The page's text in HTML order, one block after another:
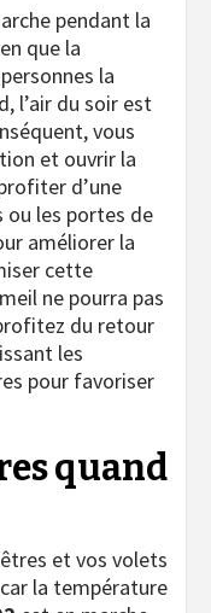
pendant la
que la
la
l’air du soir est
vous
et ouvrir la
d’une
ou les portes de
améliorer la
cette
ne pourra pas
du retour
les
pour favoriser
quand
et vos volets
la température